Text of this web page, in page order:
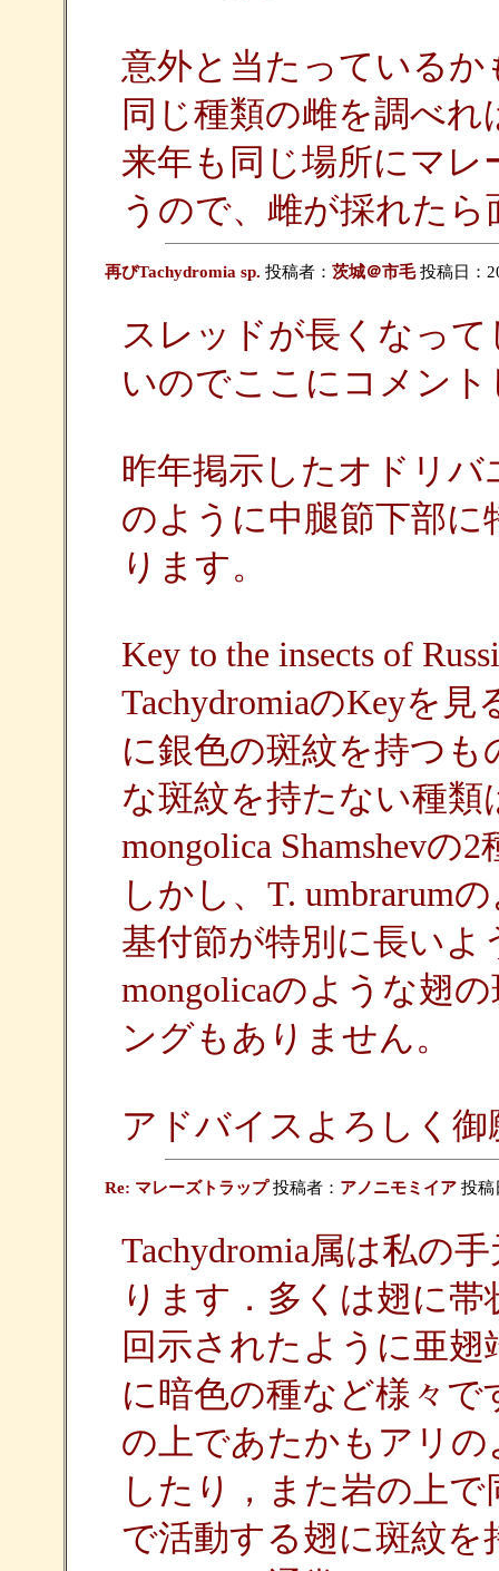
意外と当たっている
同じ種類の雌を調べ
来年も同じ場所にマ
うので、雌が採れたら
再びTachydromia sp. 投稿者： 茨城＠市毛 投稿日：
スレッドが長くなっ
いのでここにコメント
昨年掲示したオドリバ
のように中腿節下部
ります。
Key to the insects of
TachydromiaのKeyを
に銀色の斑紋を持つ
な斑紋を持たない種類
mongolica Shamshevの
しかし、T. umbrarum
基付節が特別に長い
mongolicaのような翅
ングもありません。
アドバイスよろしく
Re: マレーズトラップ投稿者： アノニモミイア投稿
Tachydromia属は私の
ります．多くは翅に
回示されたように亜
に暗色の種など様々
の上であたかもアリ
したり，また岩の上
で活動する翅に斑紋